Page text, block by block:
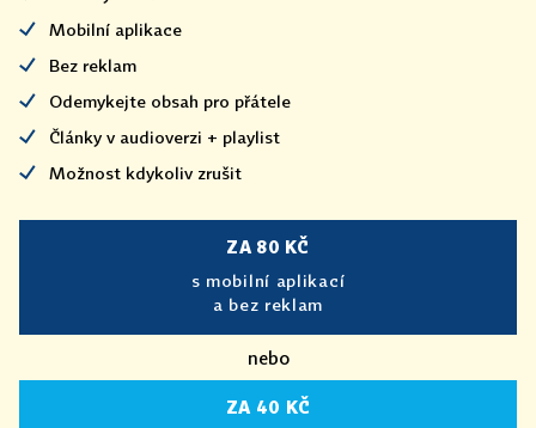
Mobilní aplikace
Bez reklam
Odemykejte obsah pro přátele
Články v audioverzi + playlist
Možnost kdykoliv zrušit
ZA 80 KČ
s mobilní aplikací
a bez reklam
nebo
ZA 40 KČ